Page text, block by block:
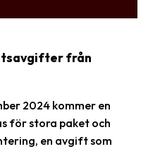
från
2024 kommer en
för stora paket och
en avgift som